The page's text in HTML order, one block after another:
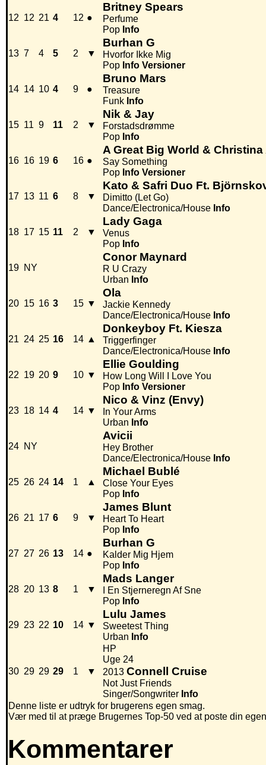
12 12 21 4 12 ●
Britney Spears
Perfume
Pop Info
13 7 4 5 2 ▼
Burhan G
Hvorfor Ikke Mig
Pop Info Versioner
14 14 10 4 9 ●
Bruno Mars
Treasure
Funk Info
15 11 9 11 2 ▼
Nik & Jay
Forstadsdrømme
Pop Info
16 16 19 6 16 ●
A Great Big World &
Say Something
Pop Info Versioner
17 13 11 6 8 ▼
Kato & Safri Duo Ft.
Dimitto (Let Go)
Dance/Electronica/House Info
18 17 15 11 2 ▼
Lady Gaga
Venus
Pop Info
19 NY
Conor Maynard
R U Crazy
Urban Info
20 15 16 3 15 ▼
Ola
Jackie Kennedy
Dance/Electronica/House Info
21 24 25 16 14 ▲
Donkeyboy Ft. Kiesza
Triggerfinger
Dance/Electronica/House Info
22 19 20 9 10 ▼
Ellie Goulding
How Long Will I Love You
Pop Info Versioner
23 18 14 4 14 ▼
Nico & Vinz (Envy)
In Your Arms
Urban Info
24 NY
Avicii
Hey Brother
Dance/Electronica/House Info
25 26 24 14 1 ▲
Michael Bublé
Close Your Eyes
Pop Info
26 21 17 6 9 ▼
James Blunt
Heart To Heart
Pop Info
27 27 26 13 14 ●
Burhan G
Kalder Mig Hjem
Pop Info
28 20 13 8 1 ▼
Mads Langer
I En Stjerneregn Af Sne
Pop Info
29 23 22 10 14 ▼
Lulu James
Sweetest Thing
Urban Info
30 29 29 29 1 ▼
HP
Uge 24
2013 Connell Cruise
Not Just Friends
Singer/Songwriter Info
Denne liste er udtryk for brugerens egen smag.
Vær med til at præge Brugernes Top-50 ved at poste din
Kommentarer